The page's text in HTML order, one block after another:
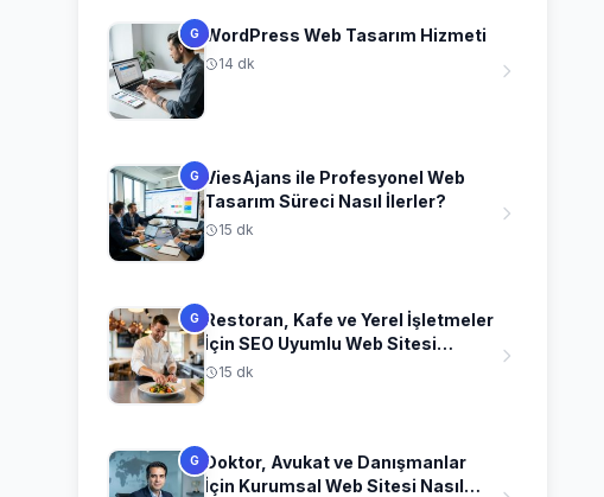
G WordPress Web Tasarım Hizmeti
14 dk
G ViesAjans ile Profesyonel Web
Tasarım Süreci Nasıl İlerler?
15 dk
G Restoran, Kafe ve Yerel İşletmeler
İçin SEO Uyumlu Web Sitesi
Fikirleri
15 dk
G Doktor, Avukat ve Danışmanlar
İçin Kurumsal Web Sitesi Nasıl